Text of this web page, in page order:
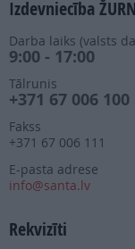
Izdevniecība
Darba laiks (valsts
9:00 - 17:00
Tālrunis
+371 67 006 100
Fakss
+371 67 006 111
E-pasta adrese
info@santa.lv
Rekvizīti